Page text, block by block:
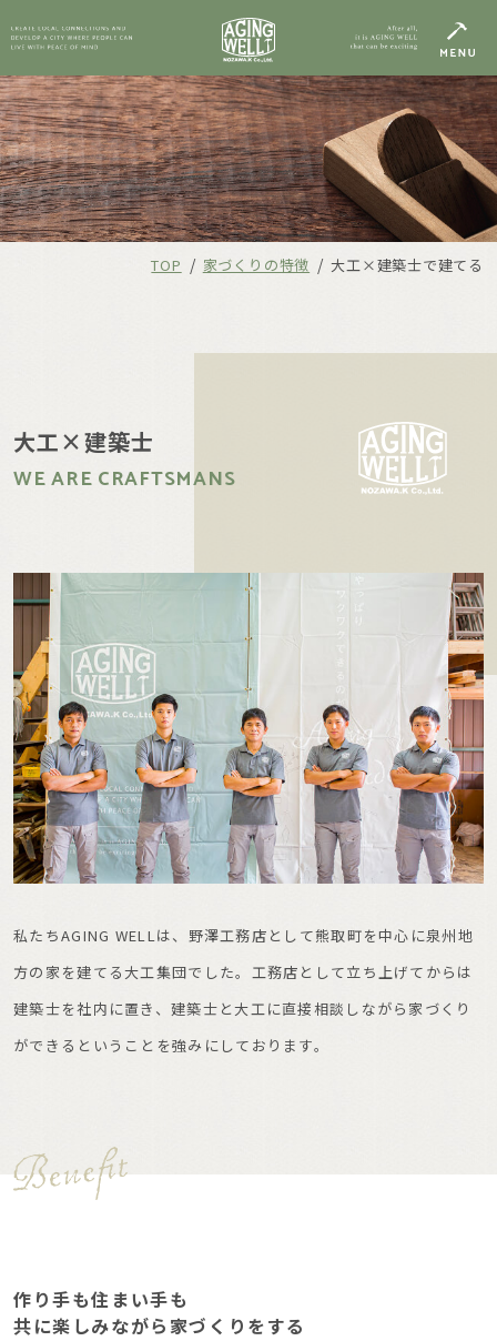
TOP / 家づくりの特徴 /大工×建築士で建てる
大工×建築士
WE ARE CRAFTSMANS
私たちAGING WELLは、野澤工務店として熊取町を中心に泉州地
方の家を建てる大工集団でした。工務店として立ち上げてからは
建築士を社内に置き、建築士と大工に直接相談しながら家づくり
ができるということを強みにしております。
作り手も住まい手も
共に楽しみながら家づくりをする